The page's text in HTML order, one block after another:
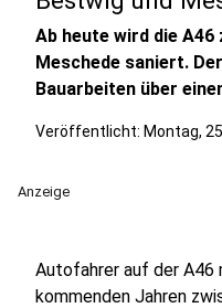
Ab heute wird die
Meschede saniert.
Bauarbeiten über
Veröffentlicht: Montag,
Anzeige
Autofahrer auf der A46
kommenden Jahren